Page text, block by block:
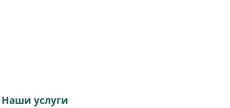
Наши услуги